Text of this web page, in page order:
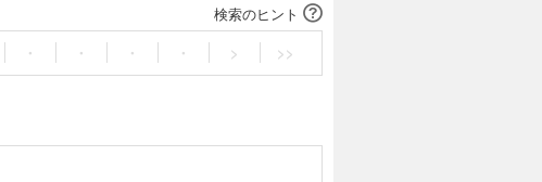
検索のヒント
・ ・ ・ ・ > >>